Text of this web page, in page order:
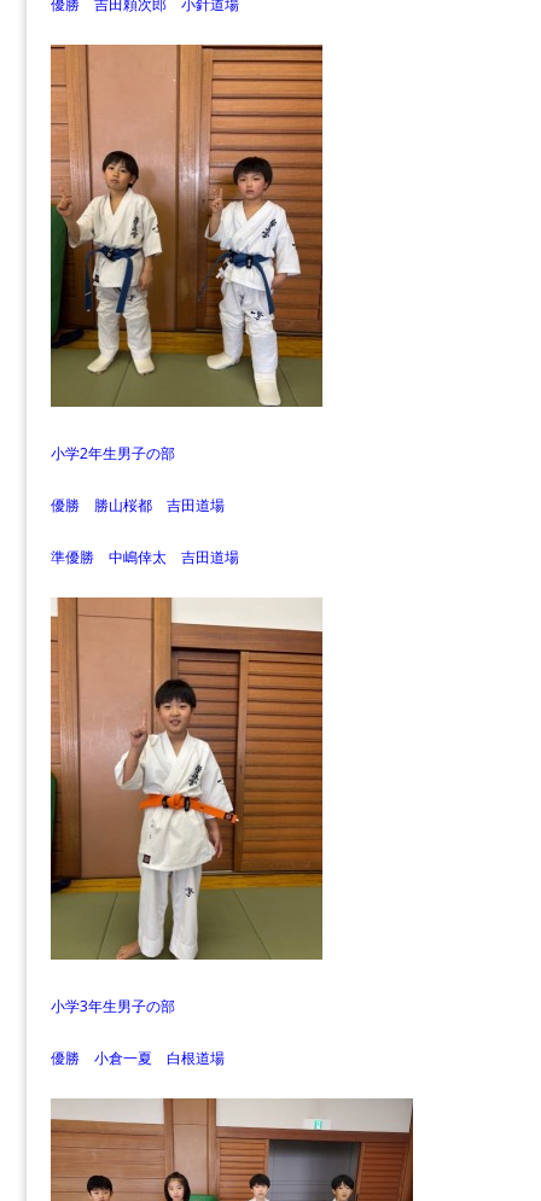
優勝 吉田頼次郎 小針道場
小学2年生男子の部
優勝 勝山桜都 吉田道場
準優勝 中嶋倖太 吉田道場
小学3年生男子の部
優勝 小倉一夏 白根道場